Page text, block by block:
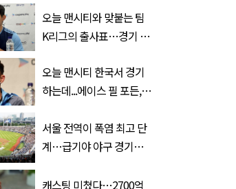
오늘 맨시티와 맞붙는 팀
K리그의 출사표…경기 시
오늘 맨시티 한국서 경기
하는데...에이스 필 포든,
서울 전역이 폭염 최고 단
계…급기야 야구 경기까
캐스팅 미쳤다…2700억